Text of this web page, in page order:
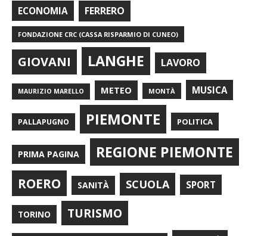
ECONOMIA FERRERO
FONDAZIONE CRC (CASSA RISPARMIO DI CUNEO)
GIOVANI LANGHE LAVORO
MAURIZIO MARELLO METEO MONTÀ MUSICA
PALLAPUGNO PIEMONTE POLITICA
PRIMA PAGINA REGIONE PIEMONTE
ROERO SANITÀ SCUOLA SPORT
TORINO TURISMO